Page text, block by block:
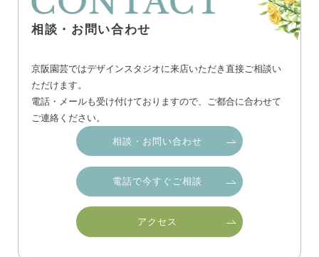
相談・お問い合わせ
京阪園芸ではデザインスタジオに来店いただき直接ご相談い
ただけます。
電話・メールも受け付けておりますので、ご都合に合わせて
ご連絡ください。
相談・お問い合わせ
電話で今すぐご相談
アクセス